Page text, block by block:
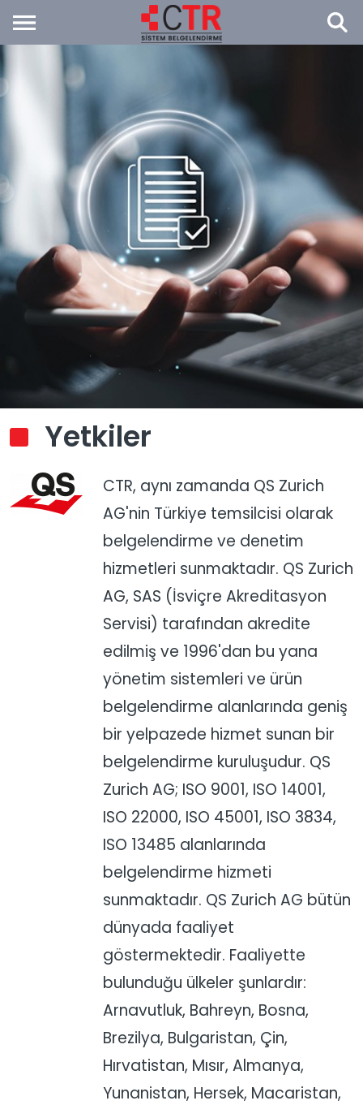
Yetkiler
CTR, aynı zamanda QS Zurich
AG'nin Türkiye temsilcisi olarak
belgelendirme ve denetim
hizmetleri sunmaktadır. QS Zurich
AG, SAS (İsviçre Akreditasyon
Servisi) tarafından akredite
edilmiş ve 1996'dan bu yana
yönetim sistemleri ve ürün
belgelendirme alanlarında geniş
bir yelpazede hizmet sunan bir
belgelendirme kuruluşudur. QS
Zurich AG; ISO 9001, ISO 14001,
ISO 22000, ISO 45001, ISO 3834,
ISO 13485 alanlarında
belgelendirme hizmeti
sunmaktadır. QS Zurich AG bütün
dünyada faaliyet
göstermektedir. Faaliyette
bulunduğu ülkeler şunlardır:
Arnavutluk, Bahreyn, Bosna,
Brezilya, Bulgaristan, Çin,
Hırvatistan, Mısır, Almanya,
Yunanistan, Hersek, Macaristan,